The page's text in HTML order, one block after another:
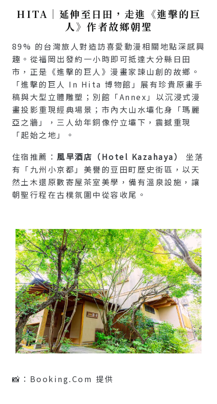
HITA｜延伸至日田，走進《進擊的巨
人》作者故鄉朝聖
89% 的台灣旅人對造訪喜愛動漫相關地點深感興
趣。從福岡出發約一小時即可抵達大分縣日田
市，正是《進擊的巨人》漫畫家諫山創的故鄉。
「進擊的巨人 In Hita 博物館」展有珍貴原畫手
稿與大型立體雕塑；別館「Annex」以沉浸式漫
畫投影重現經典場景；市內大山水壩化身「瑪麗
亞之牆」，三人幼年銅像佇立壩下，震撼重現
「起始之地」。
住宿推薦： 風早酒店（Hotel Kazahaya）
坐落
有「九州小京都」美譽的豆田町歷史街區，以天
然土木還原數寄屋茶室美學，備有溫泉設施，讓
朝聖行程在古樸氛圍中從容收尾。
📸：Booking.com 提供